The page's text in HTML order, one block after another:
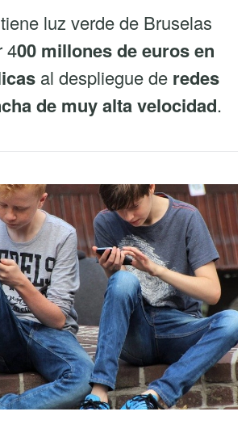
luz verde de Bruselas
400 millones de euros en
al despliegue de redes
de muy alta velocidad.